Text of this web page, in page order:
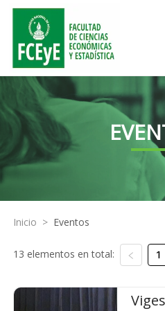
Inicio > Eventos
13 elementos en total: 1